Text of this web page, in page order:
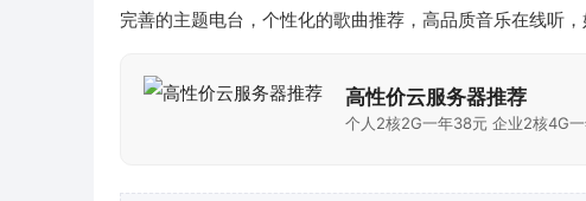
完善的主题电台，个性化的歌曲推荐，高品质音乐在线听，
高性价云服务器推荐
个人2核2G一年38元 企业2核4G